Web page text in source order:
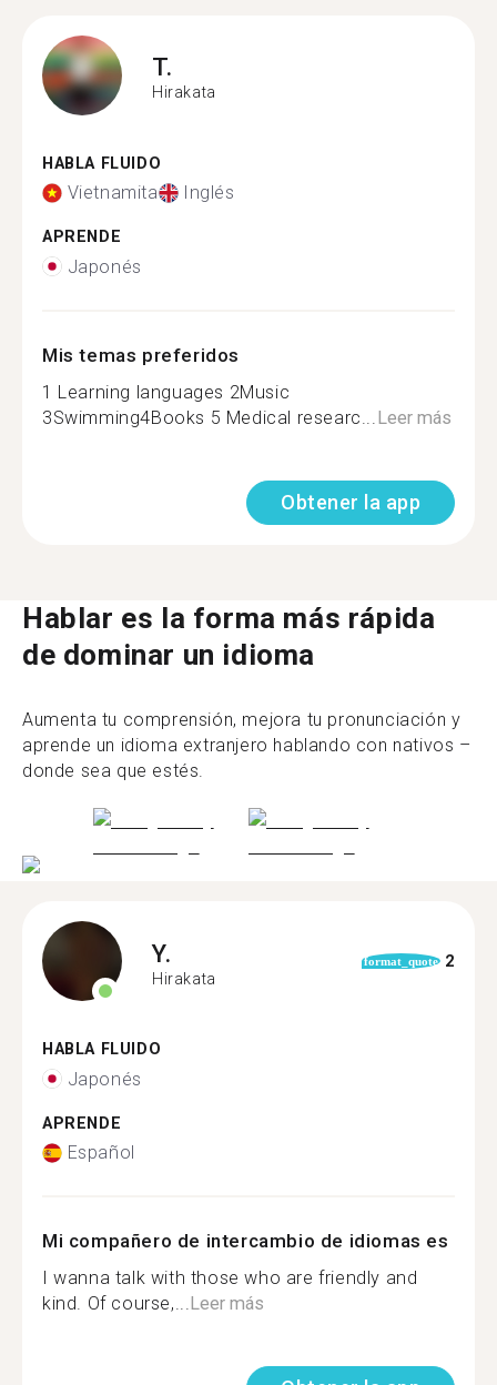
T.
Hirakata
HABLA FLUIDO
Vietnamita Inglés
APRENDE
Japonés
Mis temas preferidos
1 Learning languages 2Music
3Swimming4Books 5 Medical researc... Leer más
Obtener la app
Hablar es la forma más rápida
de dominar un idioma
Aumenta tu comprensión, mejora tu pronunciación y
aprende un idioma extranjero hablando con nativos –
donde sea que estés.
Y.
Hirakata
format_quote 2
HABLA FLUIDO
Japonés
APRENDE
Español
Mi compañero de intercambio de idiomas es
I wanna talk with those who are friendly and
kind. Of course,...Leer más